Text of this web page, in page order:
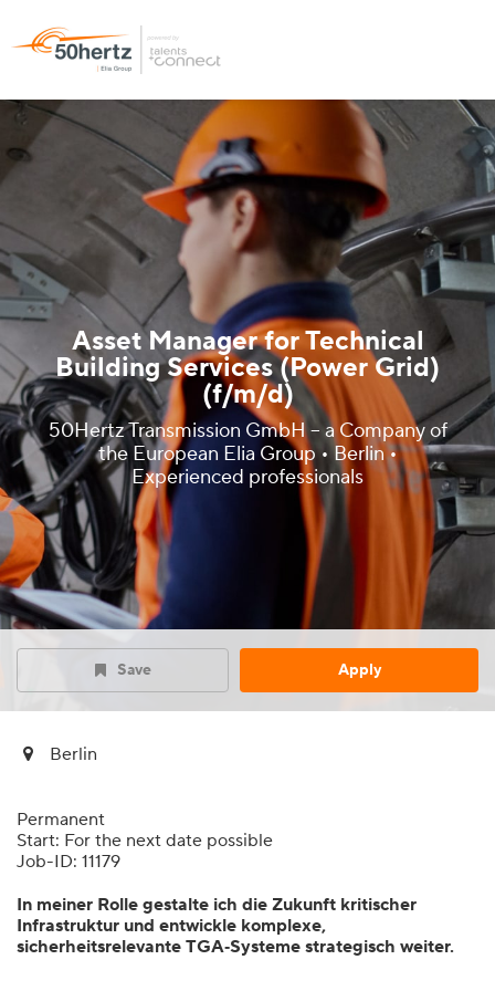
Asset Manager for Technical
Building Services (Power Grid)
(f/m/d)
50Hertz Transmission GmbH – a Company of
the European Elia Group • Berlin •
Experienced professionals
Save Apply
Berlin
Permanent
Start: For the next date possible
Job-ID: 11179
In meiner Rolle gestalte ich die Zukunft kritischer
Infrastruktur und entwickle komplexe,
sicherheitsrelevante TGA‑Systeme strategisch weiter.